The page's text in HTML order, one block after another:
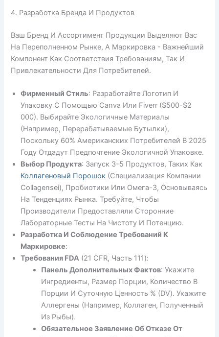
4. Разработка Бренда И Продуктов
Ваш Бренд И Ассортимент Продукции Выделяют Вас
На Переполненном Рынке, А Маркировка - Важнейший
Компонент Как Соответствия Требованиям, Так И
Привлекательности Для Потребителей.
Фирменный Стиль: Разработайте Логотип И
Упаковку С Помощью Canva Или Fiverr ($500-$2
000). Выбирайте Экологичные Материалы
(например, Перерабатываемые Бутылки),
Поскольку 60% Американских Потребителей В 2025
Году Отдадут Предпочтение Экологичной Упаковке.
Выбор Продукта: Запуск 3-5 Продуктов, Таких Как
Коллагеновый Порошок (специализация Компании
Collagensei), Пробиотики Или Омега-3, Основываясь
На Тенденциях Рынка. Требуйте, Чтобы
Производители Предоставляли Сторонние
Лабораторные Тесты На Чистоту И Потенцию.
Разработка И Соблюдение Требований К
Маркировке:
Требования FDA (21 CFR, Часть 111):
Панель Дополнительных Фактов: Укажите
Ингредиенты, Размер Порции, Количество В
Порции И Суточную Ценность % (DV). Укажите
Аллергены (например, Коллаген, Полученный
Из Рыбы).
Обязательное Заявление Об Отказе От